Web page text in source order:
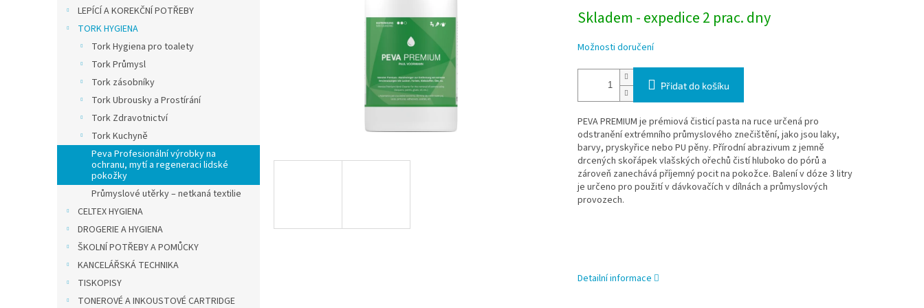
LEPÍCÍ A KOREKČNÍ POTŘEBY
TORK HYGIENA
Tork Hygiena pro toalety
Tork Průmysl
Tork zásobníky
Tork Ubrousky a Prostírání
Tork Zdravotnictví
Tork Kuchyně
Peva Profesionální výrobky na
ochranu, mytí a regeneraci lidské
pokožky
Průmyslové utěrky – netkaná textilie
CELTEX HYGIENA
DROGERIE A HYGIENA
ŠKOLNÍ POTŘEBY A POMŮCKY
KANCELÁŘSKÁ TECHNIKA
TISKOPISY
TONEROVÉ A INKOUSTOVÉ CARTRIDGE
Skladem - expedice 2 prac. dny
Možnosti doručení
Přidat do košíku
PEVA PREMIUM je prémiová čisticí pasta na ruce určená pro
odstranění extrémního průmyslového znečištění, jako jsou laky,
barvy, pryskyřice nebo PU pěny. Přírodní abrazivum z jemně
drcených skořápek vlašských ořechů čistí hluboko do pórů a
zároveň zanechává příjemný pocit na pokožce. Balení v dóze 3 litry
je určeno pro použití v dávkovačích v dílnách a průmyslových
provozech.
Detailní informace